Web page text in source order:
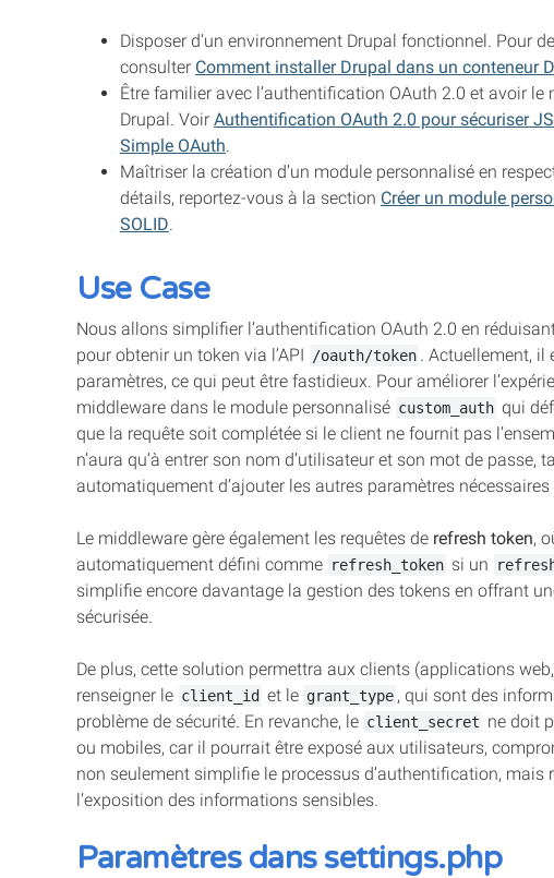
Disposer d’un environnement Drupal fonctionnel. Pour
consulter Comment installer Drupal dans un conteneur
Être familier avec l’authentification OAuth 2.0 et avoir
Drupal. Voir Authentification OAuth 2.0 pour sécuriser
Simple OAuth.
Maîtriser la création d’un module personnalisé en
détails, reportez-vous à la section Créer un module
SOLID.
Use Case
Nous allons simplifier l’authentification OAuth 2.0 en
pour obtenir un token via l’API
/oauth/token . Actuellement, il
paramètres, ce qui peut être fastidieux. Pour améliorer
middleware dans le module personnalisé custom_auth qui
que la requête soit complétée si le client ne fournit pas
n’aura qu’à entrer son nom d’utilisateur et son mot de passe,
automatiquement d’ajouter les autres paramètres
Le middleware gère également les requêtes de refresh token,
automatiquement défini comme refresh_token si un
simplifie encore davantage la gestion des tokens en offrant
sécurisée.
De plus, cette solution permettra aux clients (applications
renseigner le client_id et le grant_type , qui sont des
problème de sécurité. En revanche, le client_secret ne doit
ou mobiles, car il pourrait être exposé aux utilisateurs,
non seulement simplifie le processus d’authentification,
l’exposition des informations sensibles.
Paramètres dans settings.php